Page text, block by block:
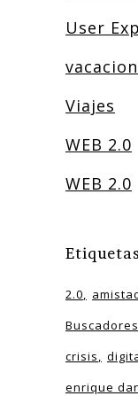
User
Viajes
WEB 2.0
WEB 2.0
Etiquetas
2.0
Buscadores
crisis
enrique